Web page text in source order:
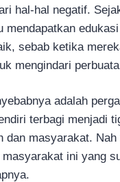
hal-hal negatif.
mendapatkan
sebab ketika
mengindari
adalah
terbagi menjadi
dan masyarakat.
masyarakat ini yang